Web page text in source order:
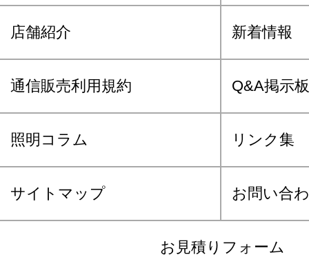
店舗紹介 新着情報
通信販売利用規約 Q&A掲示板
照明コラム リンク集
サイトマップ お問い合
お見積りフォーム